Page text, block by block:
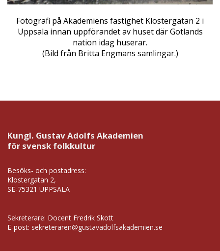
Fotografi på Akademiens fastighet Klostergatan 2 i
Uppsala innan uppförandet av huset där Gotlands
nation idag huserar.
(Bild från Britta Engmans samlingar.)
Kungl. Gustav Adolfs Akademien
för svensk folkkultur
Besöks- och postadress:
Klostergatan 2,
SE-75321 UPPSALA
Sekreterare: Docent Fredrik Skott
E-post: sekreteraren@gustavadolfsakademien.se